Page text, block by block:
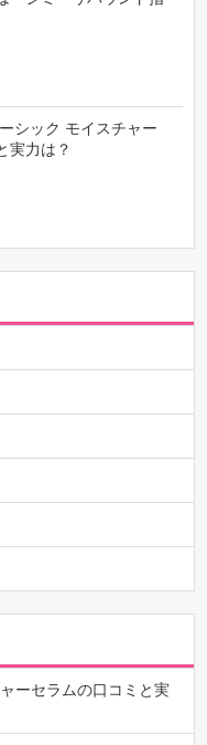
シック モイスチャー
実力は？
ーセラムの口コミと実